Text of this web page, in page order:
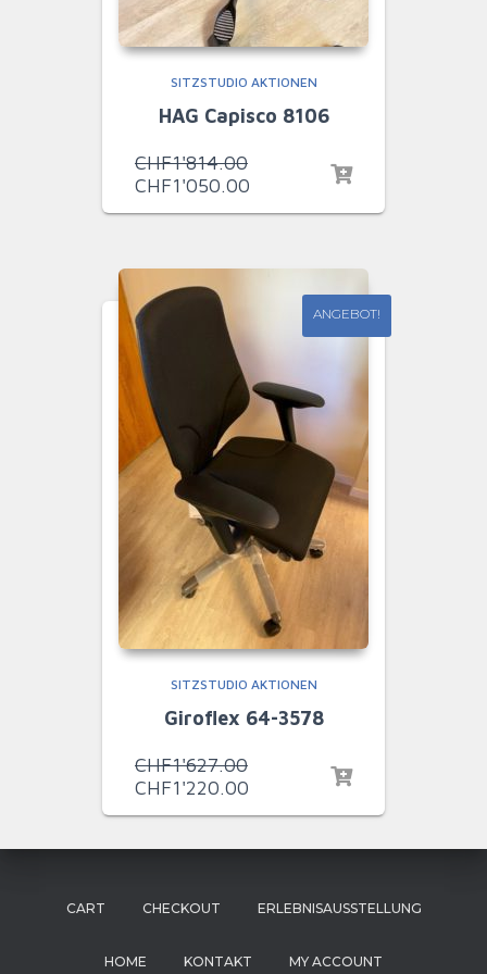
SITZSTUDIO AKTIONEN
HAG Capisco 8106
CHF1'814.00Ursprünglicher
Preis
CHF1'050.00
ANGEBOT!
SITZSTUDIO AKTIONEN
Giroflex 64-3578
CHF1'627.00Ursprünglicher
Preis
CHF1'220.00
CHF1'220.00.
CART CHECKOUT ERLEBNISAUSSTELLUNG
HOME KONTAKT MY ACCOUNT